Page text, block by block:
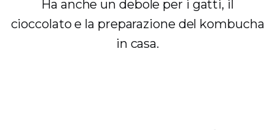
Ha anche un debole per i gatti, il
cioccolato e la preparazione del kombucha
in casa.